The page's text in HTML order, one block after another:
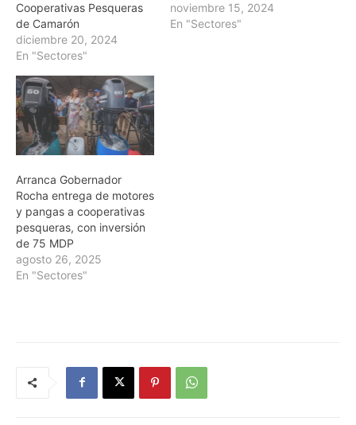
Cooperativas Pesqueras
de Camarón
diciembre 20, 2024
En "Sectores"
noviembre 15, 2024
En "Sectores"
Arranca Gobernador
Rocha entrega de motores
y pangas a cooperativas
pesqueras, con inversión
de 75 MDP
agosto 26, 2025
En "Sectores"